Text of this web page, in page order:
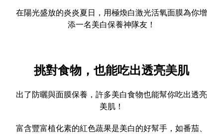
在陽光盛放的炎炎夏日，用極煥白激光活氧面膜為你增
添一名美白保養神隊友！
挑對食物，也能吃出透亮美肌
出了防曬與面膜保養 ，許多美白食物也能幫你吃出透亮
美肌！
富含豐富植化素的紅色蔬果是美白的好幫手，如番茄、